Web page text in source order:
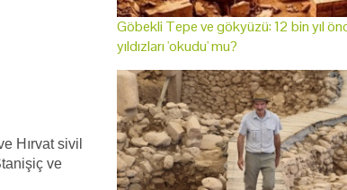
Hırvat sivil
ve
Göbekli Tepe ve gökyüzü: 12 bin yıl
yıldızları 'okudu' mu?